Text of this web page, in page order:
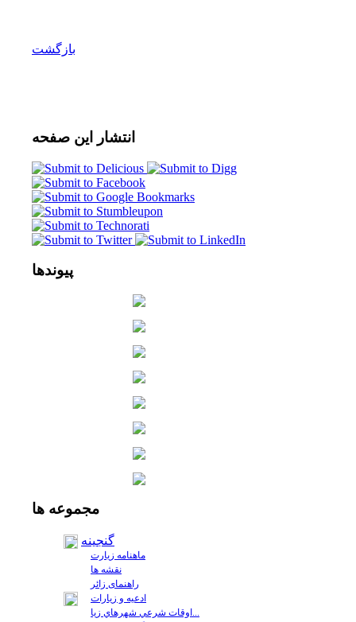
بازگشت
انتشار این صفحه
پیوندها
مجموعه ها
گنجینه
ماهنامه زیارت
نقشه ها
راهنمای زائر
ادعیه و زیارات